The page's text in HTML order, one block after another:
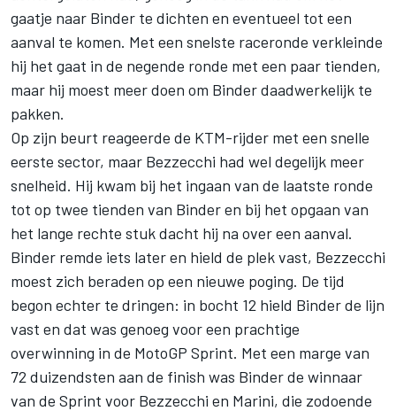
gaatje naar Binder te dichten en eventueel tot een
aanval te komen. Met een snelste raceronde verkleinde
hij het gaat in de negende ronde met een paar tienden,
maar hij moest meer doen om Binder daadwerkelijk te
pakken.
Op zijn beurt reageerde de KTM-rijder met een snelle
eerste sector, maar Bezzecchi had wel degelijk meer
snelheid. Hij kwam bij het ingaan van de laatste ronde
tot op twee tienden van Binder en bij het opgaan van
het lange rechte stuk dacht hij na over een aanval.
Binder remde iets later en hield de plek vast, Bezzecchi
moest zich beraden op een nieuwe poging. De tijd
begon echter te dringen: in bocht 12 hield Binder de lijn
vast en dat was genoeg voor een prachtige
overwinning in de MotoGP Sprint. Met een marge van
72 duizendsten aan de finish was Binder de winnaar
van de Sprint voor Bezzecchi en Marini, die zodoende